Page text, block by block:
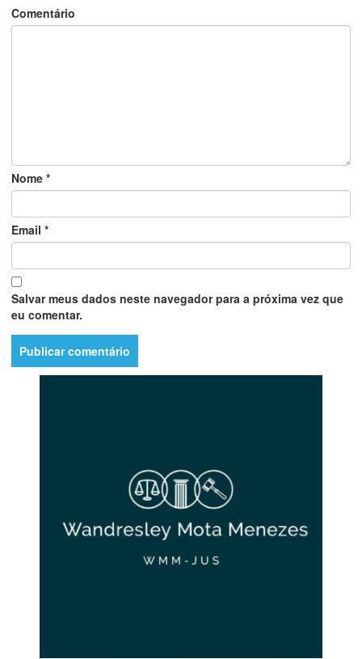
Comentário
Nome *
Email *
Salvar meus dados neste navegador para a próxima vez que
eu comentar.